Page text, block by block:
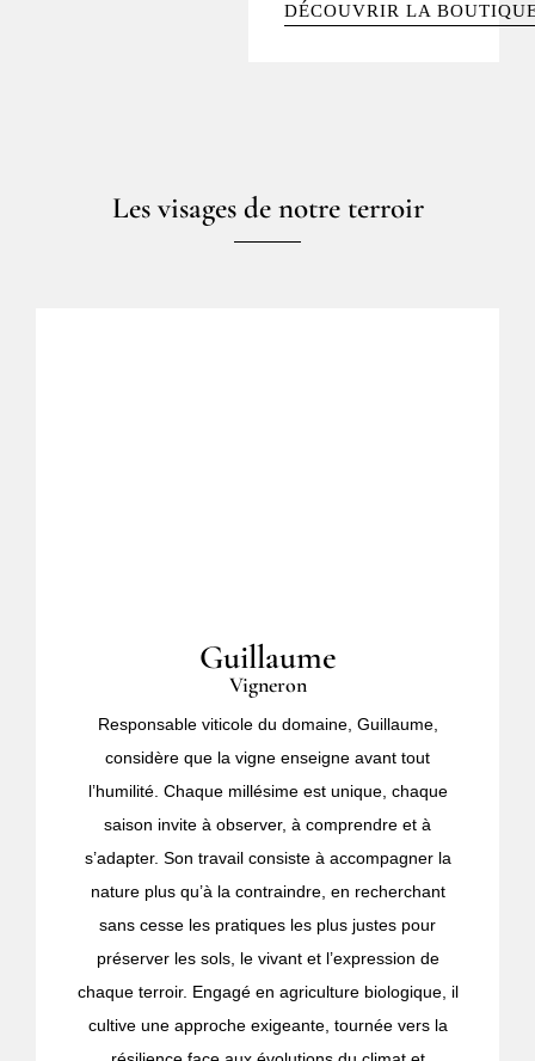
DÉCOUVRIR LA
Les visages de notre terroir
Guillaume
Vigneron
Responsable viticole du domaine, Guillaume,
considère que la vigne enseigne avant tout
l’humilité. Chaque millésime est unique, chaque
saison invite à observer, à comprendre et à
s’adapter. Son travail consiste à accompagner la
nature plus qu’à la contraindre, en recherchant
sans cesse les pratiques les plus justes pour
préserver les sols, le vivant et l’expression de
chaque terroir. Engagé en agriculture biologique, il
cultive une approche exigeante, tournée vers la